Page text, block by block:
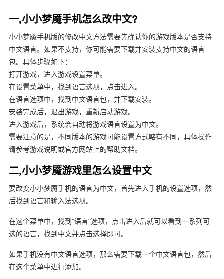
一,小小梦魇手机怎么改中文?
小小梦魇手机版的修改中文方法需要先确认你的游戏版本是否支持
中文语言。如果不支持，你可能需要下载并安装支持中文的语言
包。具体步骤如下：
打开游戏，进入游戏设置菜单。
在设置菜单中，找到语言选项，点击进入。
在语言选项中，找到中文语言包，并下载安装。
安装完成后，退出游戏，重新启动游戏。
进入游戏后，系统会自动将游戏语言设置为中文。
需要注意的是，不同版本的游戏可能设置方式略有不同，具体操作
请参考游戏说明或官方网站上的帮助文档。
二,小小梦魇游戏里怎么设置中文
要改变小小梦魇手机的语言为中文，首先进入手机的设置选项，然
后找到语言和输入法选项。
在这个菜单中，找到“语言”选项，点击进入后就可以看到一系列可
选的语言，找到中文并点击选择即可。
如果手机没有中文语言选项，那么需要下载一个中文语言包，然后
在这个菜单中进行添加。